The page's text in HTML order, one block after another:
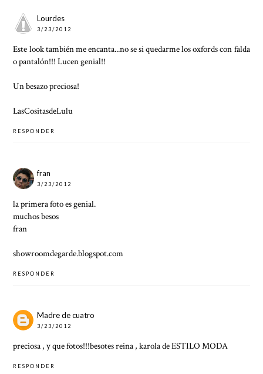
Lourdes
3/23/2012
Este look también me encanta...no se si quedarme los oxfords con falda
o pantalón!!! Lucen genial!!
Un besazo preciosa!
LasCositasdeLulu
RESPONDER
fran
3/23/2012
la primera foto es genial.
muchos besos
fran
showroomdegarde.blogspot.com
RESPONDER
Madre de cuatro
3/23/2012
preciosa , y que fotos!!!besotes reina , karola de ESTILO MODA
RESPONDER